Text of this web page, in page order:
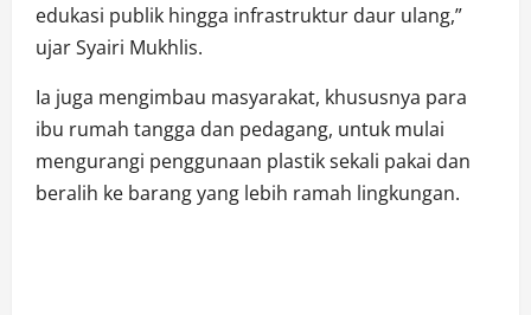
edukasi publik hingga infrastruktur daur ulang,”
ujar Syairi Mukhlis.
Ia juga mengimbau masyarakat, khususnya para
ibu rumah tangga dan pedagang, untuk mulai
mengurangi penggunaan plastik sekali pakai dan
beralih ke barang yang lebih ramah lingkungan.